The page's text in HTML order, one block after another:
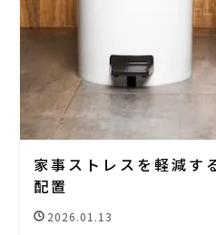
家事ストレスを軽減
配置
2026.01.13